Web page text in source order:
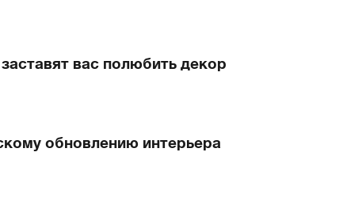
вас полюбить декор
обновлению интерьера